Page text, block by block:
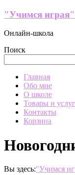
Перейти
содержимому
"Учимся играя"
Онлайн-школа
Поиск
МенюГлавная
Обо мне
О школе
Товары и
Контакты
Корзина
Вы здесь:"Учимся